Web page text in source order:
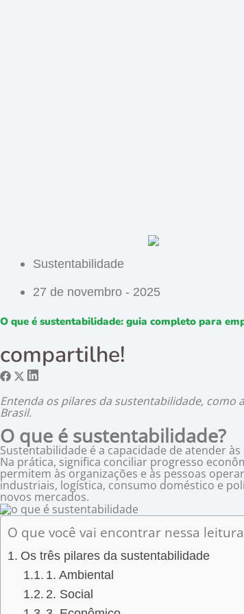
Sustentabilidade
27 de novembro - 2025
O que é sustentabilidade: guia completo para
compartilhe!
Entenda os pilares da sustentabilidade, como
Brasil.
O que é sustentabilidade?
Sustentabilidade é a capacidade de atender
Na prática, significa conciliar progresso
permitem às organizações e às pessoas
industriais, logística, consumo doméstico e
novos mercados.
O que você vai encontrar nessa leitura
Os três pilares da sustentabilidade
1. Ambiental
2. Social